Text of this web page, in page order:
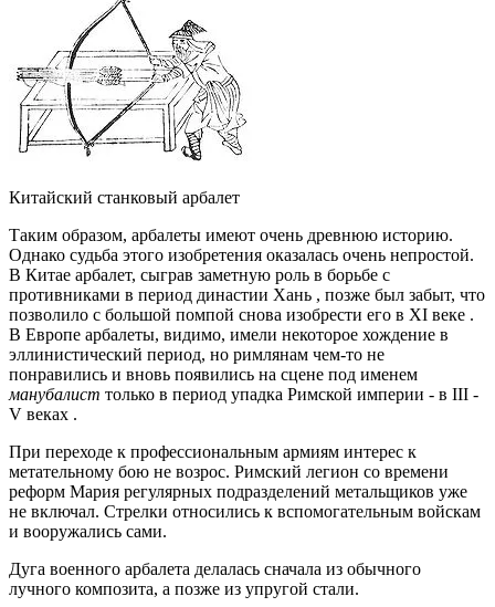
Китайский станковый арбалет
Таким образом, арбалеты имеют очень древнюю историю.
Однако судьба этого изобретения оказалась очень непростой.
В Китае арбалет, сыграв заметную роль в борьбе с
противниками в период династии Хань , позже был забыт, что
позволило с большой помпой снова изобрести его в XI веке .
В Европе арбалеты, видимо, имели некоторое хождение в
эллинистический период, но римлянам чем-то не
понравились и вновь появились на сцене под именем
манубалист только в период упадка Римской империи - в III -
V веках .
При переходе к профессиональным армиям интерес к
метательному бою не возрос. Римский легион со времени
реформ Мария регулярных подразделений метальщиков уже
не включал. Стрелки относились к вспомогательным войскам
и вооружались сами.
Дуга военного арбалета делалась сначала из обычного
лучного композита, а позже из упругой стали.